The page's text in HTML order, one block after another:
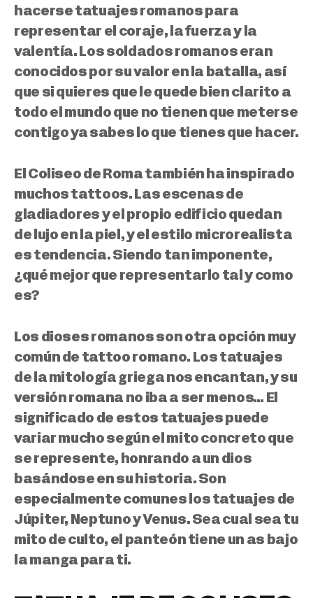
hacerse tatuajes romanos para
representar el coraje, la fuerza y la
valentía. Los soldados romanos eran
conocidos por su valor en la batalla, así
que si quieres que le quede bien clarito a
todo el mundo que no tienen que meterse
contigo ya sabes lo que tienes que hacer.
El Coliseo de Roma también ha inspirado
muchos tattoos. Las escenas de
gladiadores y el propio edificio quedan
de lujo en la piel, y el estilo microrealista
es tendencia. Siendo tan imponente,
¿qué mejor que representarlo tal y como
es?
Los dioses romanos son otra opción muy
común de tattoo romano. Los tatuajes
de la mitología griega nos encantan, y su
versión romana no iba a ser menos… El
significado de estos tatuajes puede
variar mucho según el mito concreto que
se represente, honrando a un dios
basándose en su historia. Son
especialmente comunes los tatuajes de
Júpiter, Neptuno y Venus. Sea cual sea tu
mito de culto, el panteón tiene un as bajo
la manga para ti.